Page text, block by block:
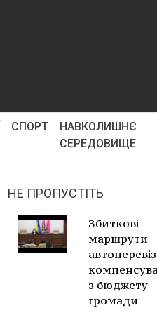
СПОРТ
НАВКОЛИШНЄ
СЕРЕДОВИЩЕ
НЕ ПРОПУСТІТЬ
Збиткові
маршрути
з бюджету
громади